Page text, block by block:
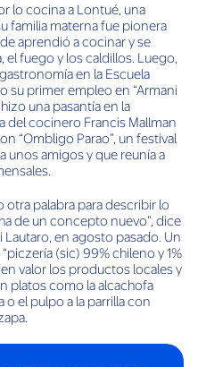
lo cocina a Lontué, una
familia materna fue pionera
aprendió a cocinar y se
fuego y los caldillos. Luego,
en la Escuela
su primer empleo en “Armani
una pasantía en la
del cocinero Francis Mallman
“Ombligo Parao”, un festival
amigos y que reunía a
otra palabra para describir lo
de un concepto nuevo”, dice
en agosto pasado. Un
(sic) 99% chileno y 1%
valor los productos locales y
platos como la alcachofa
el pulpo a la parrilla con